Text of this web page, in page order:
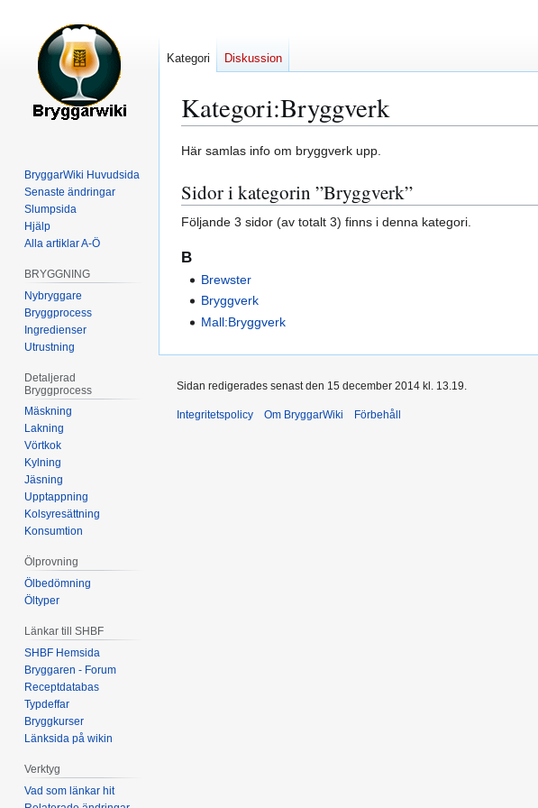
Kategori:Bryggverk
Hoppa
navigering
Hoppa
sök
Här samlas info om bryggverk upp.
Sidor i kategorin ”Bryggverk”
Följande 3 sidor (av totalt 3) finns i denna kategori.
B
Brewster
Bryggverk
Mall:Bryggverk
Kategori Diskussion
BryggarWiki Huvudsida
Senaste ändringar
Slumpsida
Hjälp
Alla artiklar A-Ö
BRYGGNING
Nybryggare
Bryggprocess
Ingredienser
Utrustning
Detaljerad
Bryggprocess
Mäskning
Lakning
Vörtkok
Kylning
Jäsning
Upptappning
Kolsyresättning
Konsumtion
Ölprovning
Ölbedömning
Öltyper
Länkar till SHBF
SHBF Hemsida
Bryggaren - Forum
Receptdatabas
Typdeffar
Bryggkurser
Länksida på wikin
Verktyg
Vad som länkar hit
Sidan redigerades senast den 15 december 2014 kl. 13.19.
Integritetspolicy Om BryggarWiki Förbehåll